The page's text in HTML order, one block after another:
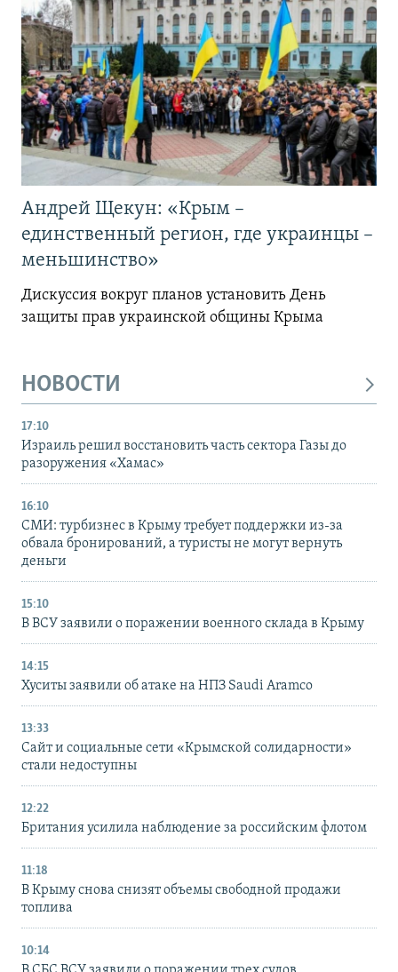
Андрей Щекун: «Крым –
единственный регион, где украинцы –
меньшинство»
Дискуссия вокруг планов установить День
защиты прав украинской общины Крыма
НОВОСТИ
17:10
Израиль решил восстановить часть сектора Газы до
разоружения «Хамас»
16:10
СМИ: турбизнес в Крыму требует поддержки из-за
обвала бронирований, а туристы не могут вернуть
деньги
15:10
В ВСУ заявили о поражении военного склада в Крыму
14:15
Хуситы заявили об атаке на НПЗ Saudi Aramco
13:33
Сайт и социальные сети «Крымской солидарности»
стали недоступны
12:22
Британия усилила наблюдение за российским флотом
11:18
В Крыму снова снизят объемы свободной продажи
топлива
10:14